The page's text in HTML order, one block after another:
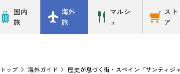
国内
旅
海外
旅
マルシ
ェ
スト
ア
トップ 海外ガイド 歴史が息づく街・スペイン「サンティジ